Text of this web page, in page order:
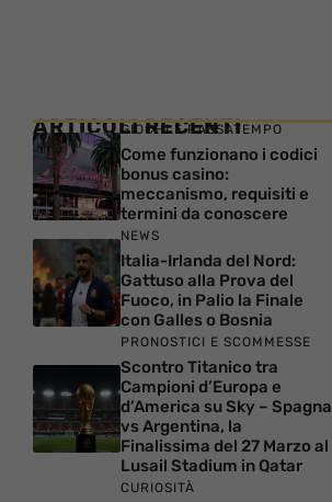
ARTICOLI RECENTI
GIOCHI E PASSATEMPO
Come funzionano i codici
bonus casino:
meccanismo, requisiti e
termini da conoscere
NEWS
Italia-Irlanda del Nord:
Gattuso alla Prova del
Fuoco, in Palio la Finale
con Galles o Bosnia
PRONOSTICI E SCOMMESSE
Scontro Titanico tra
Campioni d’Europa e
d’America su Sky – Spagna
vs Argentina, la
Finalissima del 27 Marzo al
Lusail Stadium in Qatar
CURIOSITÀ